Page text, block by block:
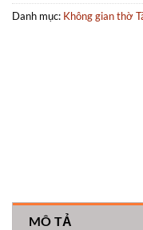
Danh mục: Không gian thờ
MÔ TẢ